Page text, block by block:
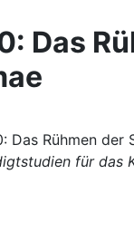
Das
Das Rühmen
für das